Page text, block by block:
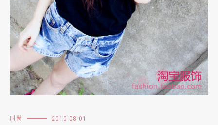
时尚 2010-08-01